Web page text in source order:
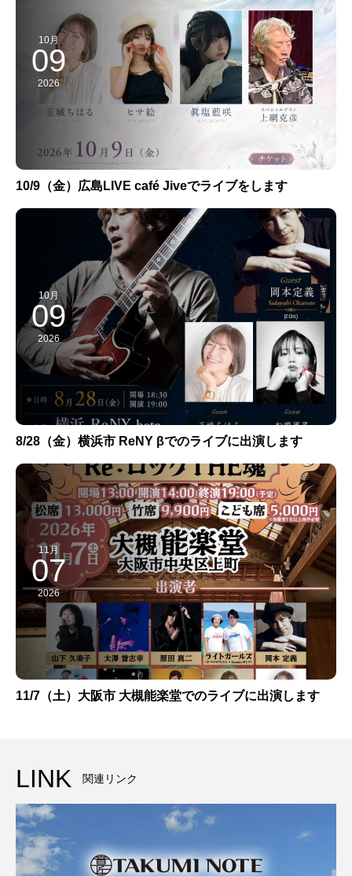
10月
09
2026
10/9（金）広島LIVE café Jiveでライブをします
10月
09
2026
8/28（金）横浜市 ReNY βでのライブに出演します
11月
07
2026
11/7（土）大阪市 大槻能楽堂でのライブに出演します
LINK 関連リンク